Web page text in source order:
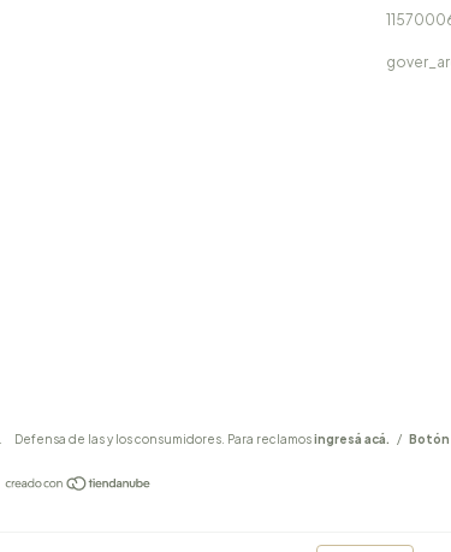
Defensa de las y los consumidores. Para reclamosingresá acá. /